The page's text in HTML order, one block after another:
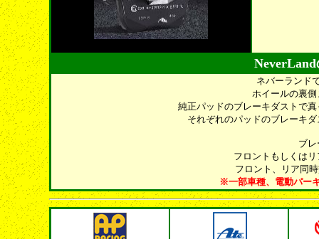
ネバーランド
ホイールの裏
純正パッドのブレーキダストで
それぞれのパッドのブレーキ
ブ
フロントもしく
フロント、リア
※一部車種、電動パー